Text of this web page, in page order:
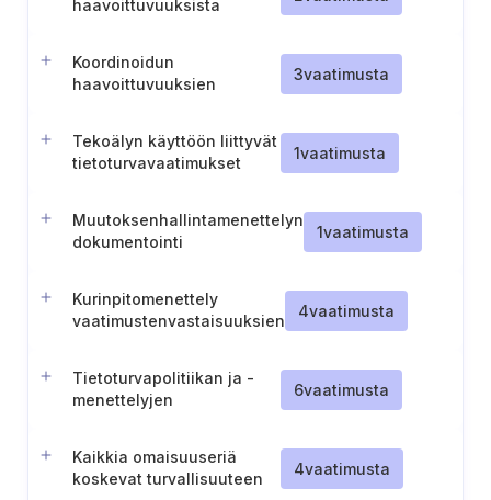
haavoittuvuuksista
Koordinoidun
haavoittuvuuksien
ylläpitäminen
3vaatimusta
Tekoälyn käyttöön liittyvät
tietoturvavaatimukset
1vaatimusta
Muutoksenhallintamenettelyn
dokumentointi
1vaatimusta
Kurinpitomenettely
vaatimustenvastaisuuksien
4vaatimusta
Tietoturvapolitiikan ja -
menettelyjen
6vaatimusta
Kaikkia omaisuuseriä
koskevat turvallisuuteen
4vaatimusta